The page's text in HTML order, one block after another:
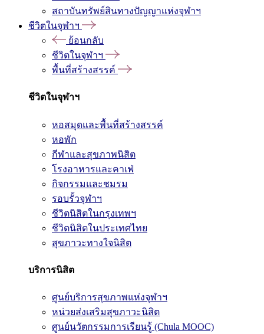
สถาบันทรัพย์สินทางปัญญาแห่งจุฬาฯ
ชีวิตในจุฬาฯ
ย้อนกลับ
ชีวิตในจุฬาฯ
พื้นที่สร้างสรรค์
ชีวิตในจุฬาฯ
หอสมุดและพื้นที่สร้างสรรค์
หอพัก
กีฬาและสุขภาพนิสิต
โรงอาหารและคาเฟ่
กิจกรรมและชมรม
รอบรั้วจุฬาฯ
ชีวิตนิสิตในกรุงเทพฯ
ชีวิตนิสิตในประเทศไทย
สุขภาวะทางใจนิสิต
บริการนิสิต
ศูนย์บริการสุขภาพแห่งจุฬาฯ
หน่วยส่งเสริมสุขภาวะนิสิต
ศูนย์นวัตกรรมการเรียนรู้ (Chula MOOC)